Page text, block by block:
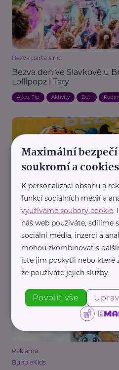
Bezva parta s.r.o.
Bezva den ve Slavkově u
Lollipopz i Tary
Akce, Tip Aktivity Děti
Bezva parta s.r.o.
Bezva Fest přiveze do
internetu i spoustu
Akce, Tip Aktivity Aktuálně
Zábava
Reklama
BubbleKids
Maximální bezpečí
soukromí a cookies
K personalizaci obsahu a
funkcí sociálních médií a
využíváme soubory cookie.
náš web používáte, sdílíme
sociální média, inzerci a
mohou zkombinovat s
jste jim poskytli nebo které
že používáte jejich služby.
Povolit vše